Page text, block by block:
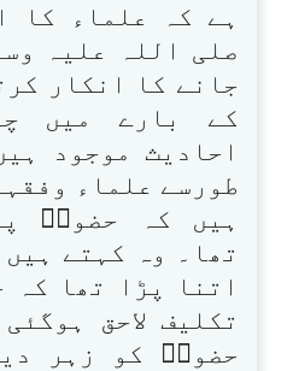
ہے کہ علماء کا
صلی اللہ علیہ
جانے کا انکار
کے بارے میں
احادیث موجود
طورسے علماء
ہیں کہ حضورؐ
تھا۔ وہ کہتے
اتنا پڑا تھا
تکلیف لاحق
حضورؐ کو زہر